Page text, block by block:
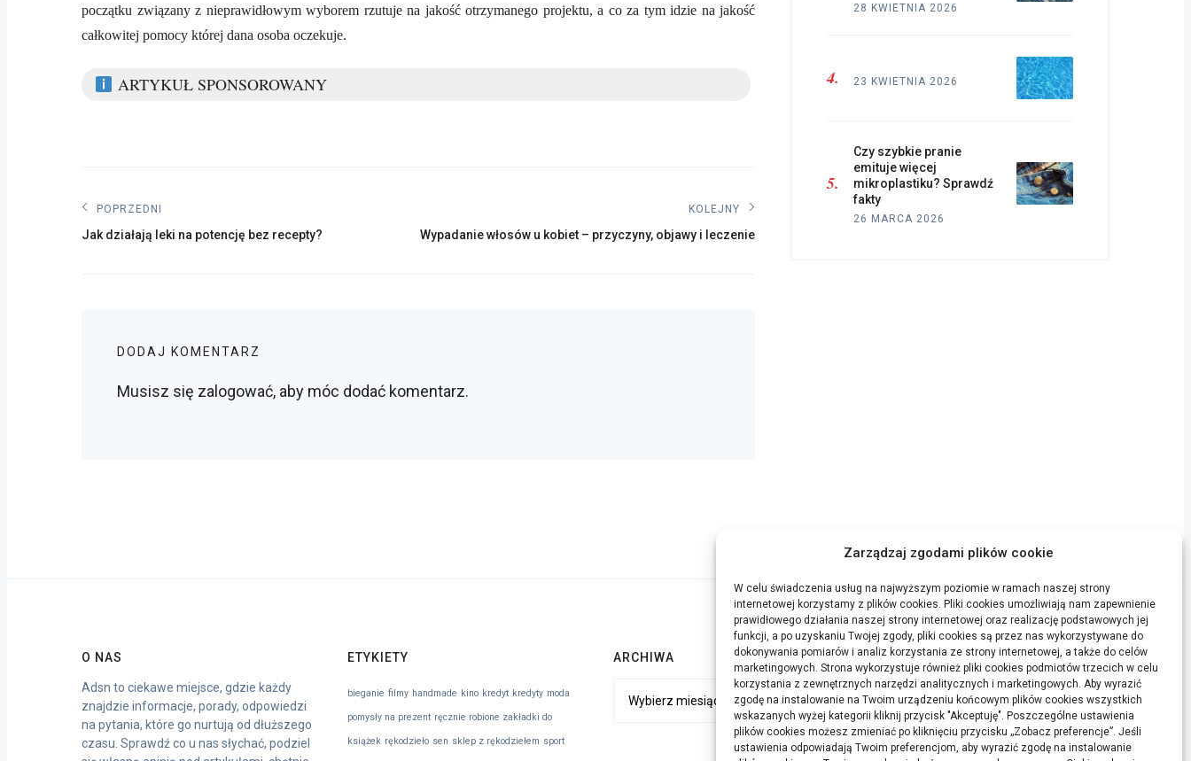
Zarządzaj zgodami plików cookie
W celu świadczenia usług na najwyższym poziomie w ramach naszej strony
internetowej korzystamy z plików cookies. Pliki cookies umożliwiają nam zapewnienie
prawidłowego działania naszej strony internetowej oraz realizację podstawowych jej
funkcji, a po uzyskaniu Twojej zgody, pliki cookies są przez nas wykorzystywane do
dokonywania pomiarów i analiz korzystania ze strony internetowej, a także do celów
marketingowych. Strona wykorzystuje również pliki cookies podmiotów trzecich w celu
korzystania z zewnętrznych narzędzi analitycznych i marketingowych. Aby wyrazić
zgodę na instalowanie na Twoim urządzeniu końcowym plików cookies wszystkich
wskazanych wyżej kategorii kliknij przycisk "Akceptuję". Poszczególne ustawienia
plików cookies możesz zmieniać po kliknięciu przycisku „Zobacz preferencje”. Jeśli
ustawienia odpowiadają Twoim preferencjom, aby wyrazić zgodę na instalowanie
początku związany z nieprawidłowym wyborem rzutuje na jakość otrzymanego projektu, a co za tym idzie na jakość
całkowitej pomocy której dana osoba oczekuje.
ARTYKUŁ SPONSOROWANY
Nawigacja
wpisu
POPRZEDNI
Poprzedni
Jak działają leki na potencję bez recepty?
KOLEJNY
Kolejny
Wypadanie włosów u kobiet – przyczyny, objawy i leczenie
DODAJ KOMENTARZ
Musisz się zalogować, aby móc dodać komentarz.
28 KWIETNIA 2026
23 KWIETNIA 2026
Czy szybkie pranie
emituje więcej
mikroplastiku? Sprawdź
fakty
26 MARCA 2026
O NAS
Adsn to ciekawe miejsce, gdzie każdy
znajdzie informacje, porady, odpowiedzi
na pytania, które go nurtują od dłuższego
czasu. Sprawdź co u nas słychać, podziel
ETYKIETY
bieganie filmy handmade kino kredyt kredyty moda
pomysły na prezent ręcznie robione zakładki do
książek rękodzieło sen sklep z rękodziełem sport
ARCHIWA OSTATNIE WPISY
Podłoga w domu z dziećmi oraz
intensywnym ruchem: jak wybrać
odporny materiał
Taxi Nowy Sącz–Tęgoborze–Jezioro